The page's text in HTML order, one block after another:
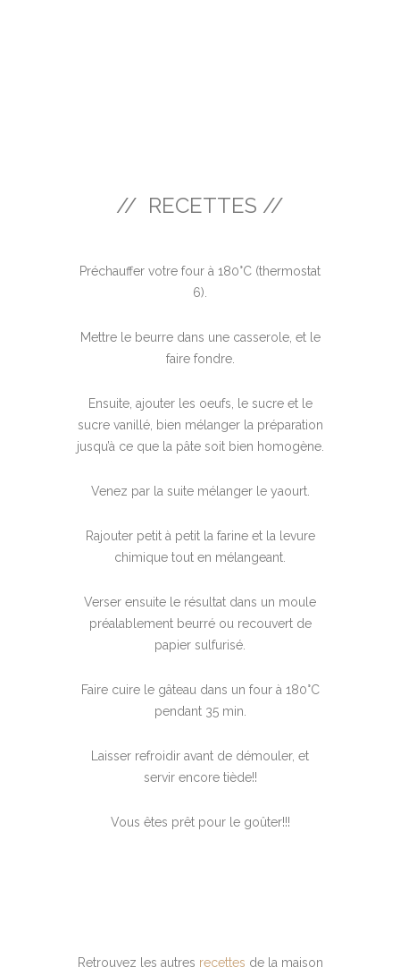
// RECETTES //
Préchauffer votre four à 180°C (thermostat
6).
Mettre le beurre dans une casserole, et le
faire fondre.
Ensuite, ajouter les oeufs, le sucre et le
sucre vanillé, bien mélanger la préparation
jusqu’à ce que la pâte soit bien homogène.
Venez par la suite mélanger le yaourt.
Rajouter petit à petit la farine et la levure
chimique tout en mélangeant.
Verser ensuite le résultat dans un moule
préalablement beurré ou recouvert de
papier sulfurisé.
Faire cuire le gâteau dans un four à 180°C
pendant 35 min.
Laisser refroidir avant de démouler, et
servir encore tiède!!
Vous êtes prêt pour le goûter!!!
Retrouvez les autres recettes de la maison